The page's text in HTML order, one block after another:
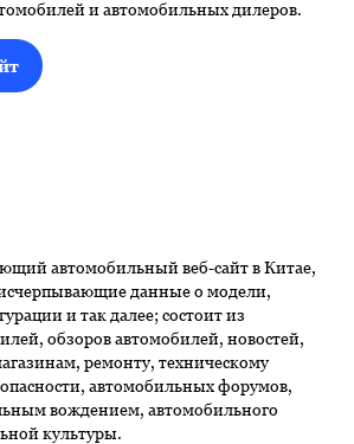
и автомобильных дилеров.
автомобильный веб-сайт в Китае,
данные о модели,
и так далее; состоит из
обзоров автомобилей, новостей,
ремонту, техническому
автомобильных форумов,
вождением, автомобильного
культуры.